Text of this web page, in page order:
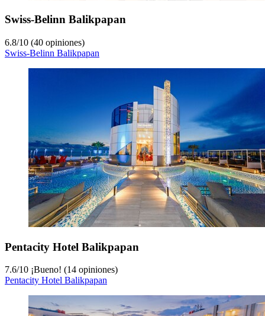
Swiss-Belinn Balikpapan
6.8/10 (40 opiniones)
Swiss-Belinn Balikpapan
Pentacity Hotel Balikpapan
7.6/10 ¡Bueno! (14 opiniones)
Pentacity Hotel Balikpapan